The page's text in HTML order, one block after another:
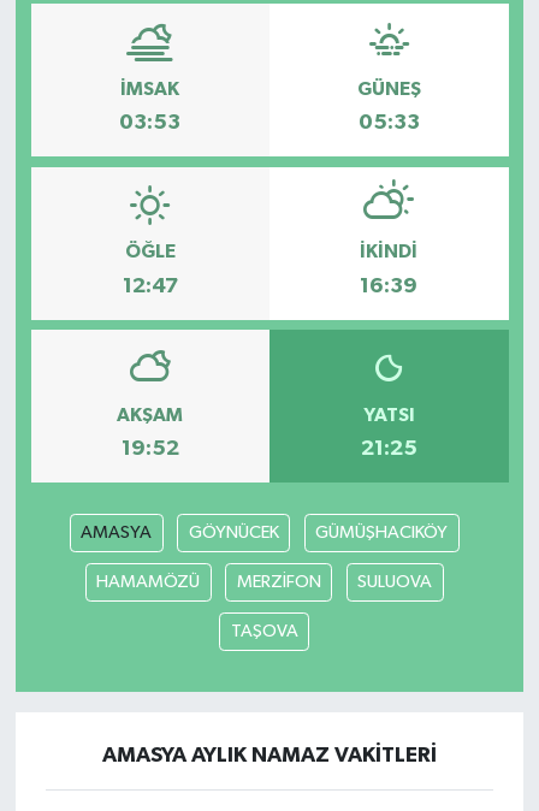
İMSAK
03:53
GÜNEŞ
05:33
ÖĞLE
12:47
İKINDI
16:39
AKŞAM
19:52
YATSI
21:25
AMASYA GÖYNÜCEK GÜMÜŞHACIKÖY
HAMAMÖZÜ MERZİFON SULUOVA
TAŞOVA
AMASYA AYLIK NAMAZ VAKITLERI